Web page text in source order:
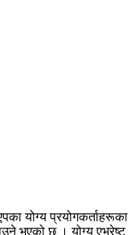
योग्य प्रयोगकर्ताहरूका
भएको छ । योग्य एभरेष्ट